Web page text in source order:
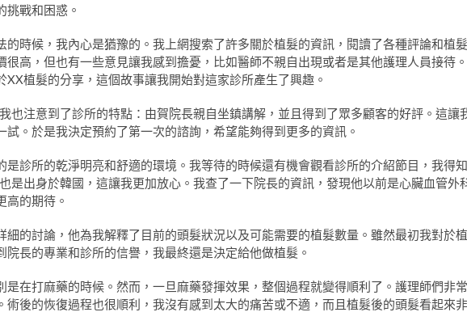
挑戰和困惑。
的時候，我內心是猶豫的。我上網搜索了許多關於植髮的資訊，閱讀了各種評論和植髮
高，但也有一些意見讓我感到擔憂，比如醫師不親自出現或者是其他護理人員接待。
植髮的分享，這個故事讓我開始對這家診所產生了興趣。
也注意到了診所的特點：由賀院長親自坐鎮講解，並且得到了眾多顧客的好評。這讓
。於是我決定預約了第一次的諮詢，希望能夠得到更多的資訊。
是診所的乾淨明亮和舒適的環境。我等待的時候還有機會觀看診所的介紹節目，我得知
是出身於韓國，這讓我更加放心。我查了一下院長的資訊，發現他以前是心臟血管外
高的期待。
細的討論，他為我解釋了目前的頭髮狀況以及可能需要的植髮數量。雖然最初我對於植
長的專業和診所的信譽，我最終還是決定給他做植髮。
是在打麻藥的時候。然而，一旦麻藥發揮效果，整個過程就變得順利了。護理師們非常
術後的恢復過程也很順利，我沒有感到太大的痛苦或不適，而且植髮後的頭髮看起來非